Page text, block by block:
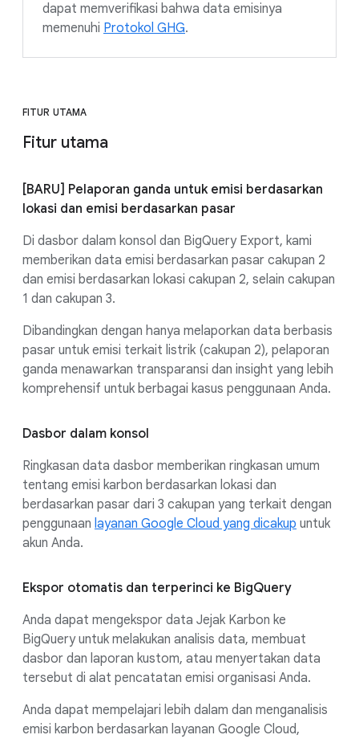
dapat memverifikasi bahwa data emisinya
memenuhi Protokol GHG.
FITUR UTAMA
Fitur utama
[BARU] Pelaporan ganda untuk emisi berdasarkan
lokasi dan emisi berdasarkan pasar
Di dasbor dalam konsol dan BigQuery Export, kami
memberikan data emisi berdasarkan pasar cakupan 2
dan emisi berdasarkan lokasi cakupan 2, selain cakupan
1 dan cakupan 3.
Dibandingkan dengan hanya melaporkan data berbasis
pasar untuk emisi terkait listrik (cakupan 2), pelaporan
ganda menawarkan transparansi dan insight yang lebih
komprehensif untuk berbagai kasus penggunaan Anda.
Dasbor dalam konsol
Ringkasan data dasbor memberikan ringkasan umum
tentang emisi karbon berdasarkan lokasi dan
berdasarkan pasar dari 3 cakupan yang terkait dengan
penggunaan layanan Google Cloud yang dicakup untuk
akun Anda.
Ekspor otomatis dan terperinci ke BigQuery
Anda dapat mengekspor data Jejak Karbon ke
BigQuery untuk melakukan analisis data, membuat
dasbor dan laporan kustom, atau menyertakan data
tersebut di alat pencatatan emisi organisasi Anda.
Anda dapat mempelajari lebih dalam dan menganalisis
emisi karbon berdasarkan layanan Google Cloud,